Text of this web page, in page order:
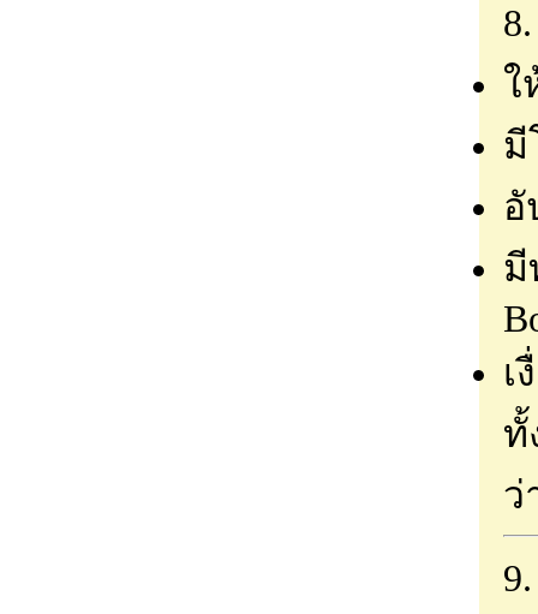
ใ
มี
อั
มี
เ
ทั้